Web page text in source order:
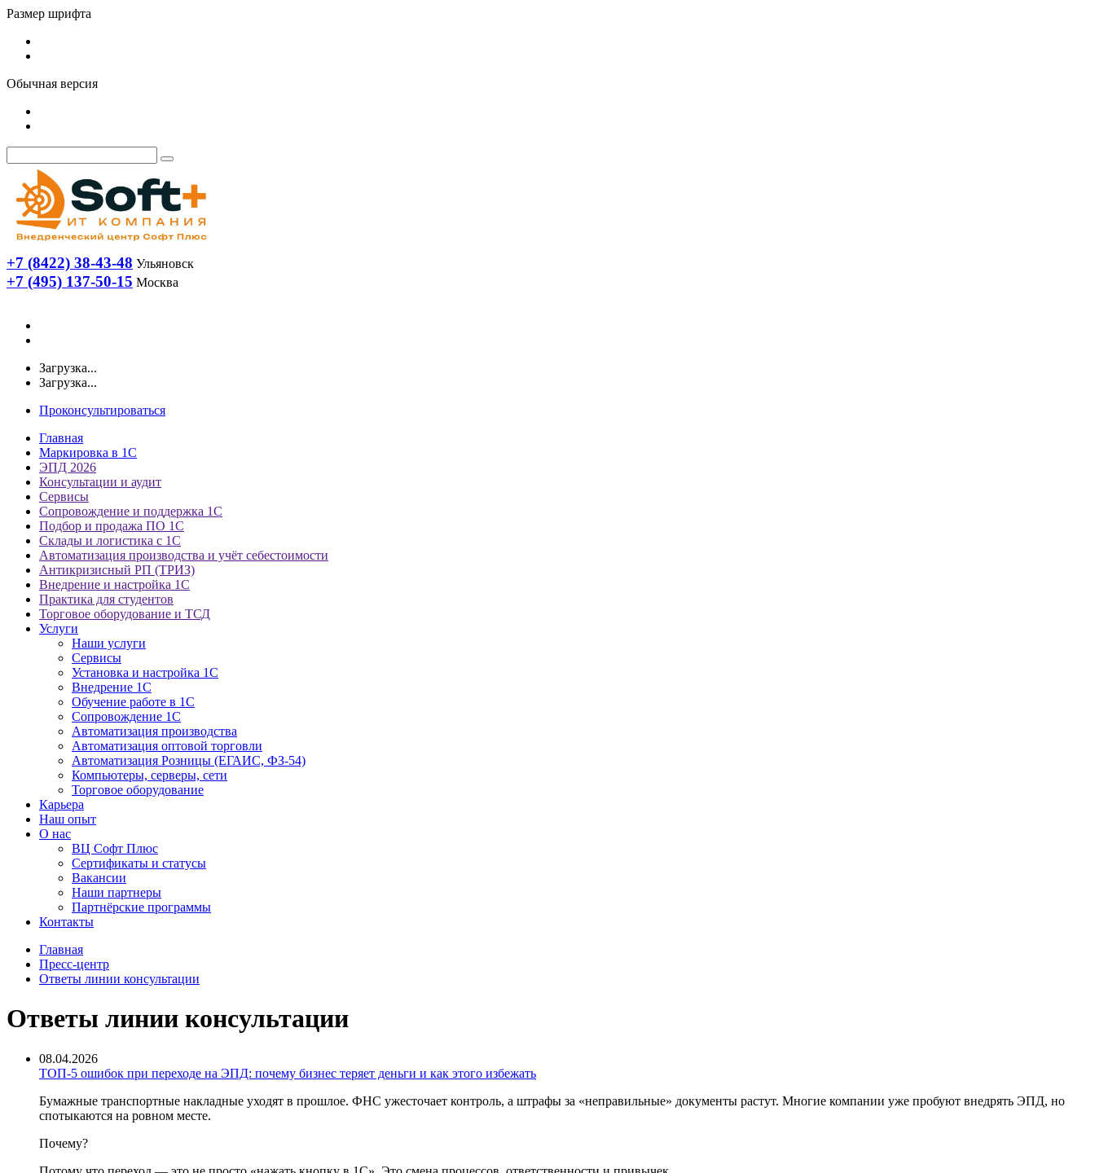
Размер шрифта
Обычная версия
+7 (8422) 38-43-48 Ульяновск
+7 (495) 137-50-15 Москва
Загрузка...
Загрузка...
Проконсультироваться
Главная
Маркировка в 1С
ЭПД 2026
Консультации и аудит
Сервисы
Сопровождение и поддержка 1С
Подбор и продажа ПО 1С
Склады и логистика с 1С
Автоматизация производства и учёт себестоимости
Антикризисный РП (ТРИЗ)
Внедрение и настройка 1С
Практика для студентов
Торговое оборудование и ТСД
Услуги
Наши услуги
Сервисы
Установка и настройка 1С
Внедрение 1С
Обучение работе в 1С
Сопровождение 1С
Автоматизация производства
Автоматизация оптовой торговли
Автоматизация Розницы (ЕГАИС, ФЗ-54)
Компьютеры, серверы, сети
Торговое оборудование
Карьера
Наш опыт
О нас
ВЦ Софт Плюс
Сертификаты и статусы
Вакансии
Наши партнеры
Партнёрские программы
Контакты
Главная
Пресс-центр
Ответы линии консультации
Ответы линии консультации
08.04.2026
ТОП-5 ошибок при переходе на ЭПД: почему бизнес теряет деньги и как этого избежать
Бумажные транспортные накладные уходят в прошлое. ФНС ужесточает контроль, а штрафы за «неправильные» документы растут. Многие компании уже пробуют внедрять ЭПД, но
спотыкаются на ровном месте.
Почему?